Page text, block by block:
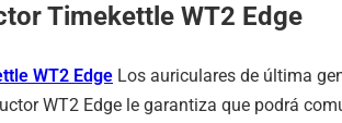
Timekettle WT2 Edge
WT2 Edge Los auriculares de última
WT2 Edge le garantiza que podrá